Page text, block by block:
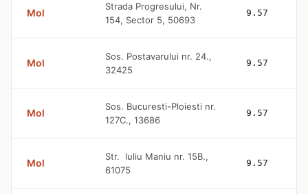
Mol
Strada Progresului, Nr.
154, Sector 5, 50693
9.57
Mol
Sos. Postavarului nr. 24.,
32425
9.57
Mol
Sos. Bucuresti-Ploiesti nr.
127C., 13686
9.57
Mol
Str. Iuliu Maniu nr. 15B.,
61075
9.57